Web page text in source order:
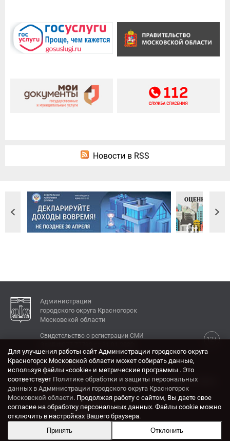
Новости в RSS
Администрация
городского округа Красногорск
Московской области
12+
Свидетельство о регистрации СМИ
КОНТАКТЫ
Адрес: 143404, Московская область, г. Красногорск,
ул. Ленина, дом 4.
Электронная почта:
krasrn@mosreg.ru
Разработка и поддержка сайта ADN
Для улучшения работы сайт Администрации городского округа
Красногорск Московской области может собирать данные,
используя файлы «cookie» и метрические программы . Это
соответствует Политике обработки и защиты персональных
данных в Администрации городского округа Красногорск
Московской области. Продолжая работу с сайтом, Вы даете свое
согласие на обработку персональных данных. Файлы cookie можно
отключить в настройках Вашего браузера.
Принять
Отклонить